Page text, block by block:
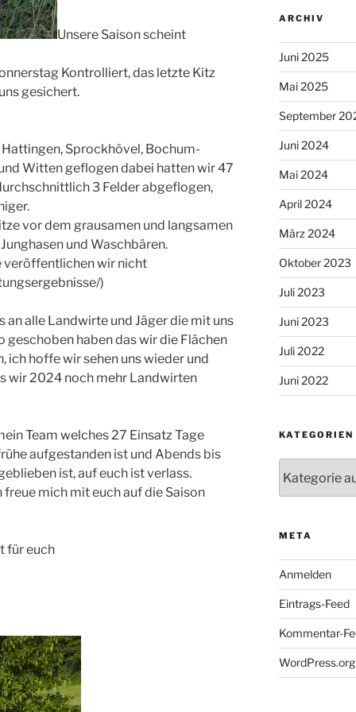
Unsere Saison scheint
Kontrolliert, das letzte Kitz
gesichert.
Sprockhövel, Bochum-
Witten geflogen dabei hatten wir 47
3 Felder abgeflogen,
vor dem grausamen und langsamen
und Waschbären.
veröffentlichen wir nicht
)
an alle Landwirte und Jäger die mit uns
geschoben haben das wir die Flächen
ich hoffe wir sehen uns wieder und
wir 2024 noch mehr Landwirten
Team welches 27 Einsatz Tage
aufgestanden ist und Abends bis
ist, auf euch ist verlass.
freue mich mit euch auf die Saison
für euch
ARCHIV
Juni 2025
Mai 2025
September
Juni 2024
Mai 2024
April 2024
März 2024
Oktober 2023
Juli 2023
Juni 2023
Juli 2022
Juni 2022
KATEGORIEN
META
Anmelden
Eintrags-Feed
Kommentar-
WordPress.org